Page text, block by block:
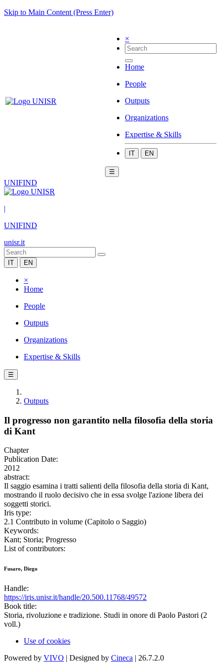
Skip to Main Content (Press Enter)
×
Home
People
Outputs
Organizations
Expertise & Skills
IT EN
☰
UNIFIND
|
UNIFIND
unisr.it
IT EN
×
Home
People
Outputs
Organizations
Expertise & Skills
☰
Outputs
Il progresso non garantito nella filosofia della storia
di Kant
Chapter
Publication Date:
2012
abstract:
Il saggio esamina i tratti salienti della filosofia della storia di Kant,
mostrando il ruolo decisivo che in essa svolge l'azione libera dei
soggetti storici.
Iris type:
2.1 Contributo in volume (Capitolo o Saggio)
Keywords:
Kant; Storia; Progresso
List of contributors:
Fusaro, Diego
Handle:
https://iris.unisr.it/handle/20.500.11768/49572
Book title:
Storia, rivoluzione e tradizione. Studi in onore di Paolo Pastori (2
voll.)
Use of cookies
Powered by VIVO | Designed by Cineca | 26.7.2.0